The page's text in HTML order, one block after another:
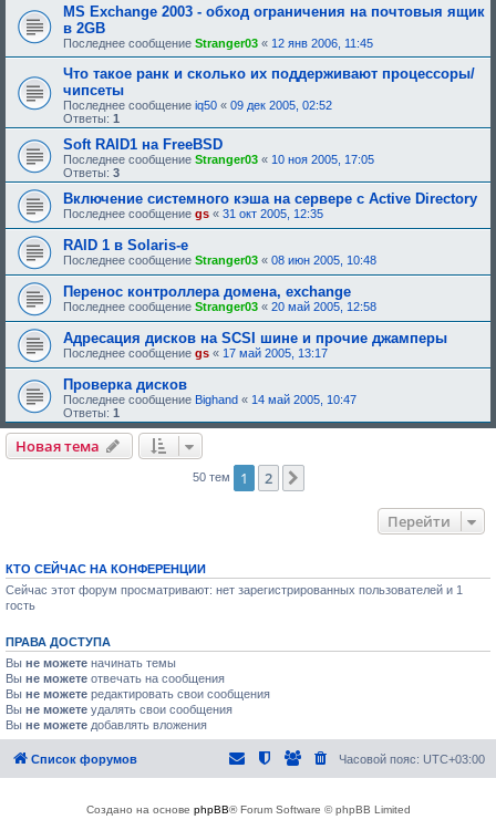
е
т
р
б
о
о
б
е
и
я
:
MS Exchange 2003 - обход ограничения на почтовыя ящик
в 2GB
Последнее сообщение Stranger03 « 12 янв 2006, 11:45
Что такое ранк и сколько их поддерживают процессоры/
чипсеты
Последнее сообщение iq50 « 09 дек 2005, 02:52
Ответы: 1
Soft RAID1 на FreeBSD
Последнее сообщение Stranger03 « 10 ноя 2005, 17:05
Ответы: 3
Включение системного кэша на сервере с Active Directory
Последнее сообщение gs « 31 окт 2005, 12:35
RAID 1 в Solaris-е
Последнее сообщение Stranger03 « 08 июн 2005, 10:48
Перенос контроллера домена, exchange
Последнее сообщение Stranger03 « 20 май 2005, 12:58
Адресация дисков на SCSI шине и прочие джамперы
Последнее сообщение gs « 17 май 2005, 13:17
Проверка дисков
Последнее сообщение Bighand « 14 май 2005, 10:47
Ответы: 1
Новая тема
50 тем 1 2
Перейти
КТО СЕЙЧАС НА КОНФЕРЕНЦИИ
Сейчас этот форум просматривают: нет зарегистрированных пользователей и 1
гость
ПРАВА ДОСТУПА
Вы не можете начинать темы
Вы не можете отвечать на сообщения
Вы не можете редактировать свои сообщения
Вы не можете удалять свои сообщения
Вы не можете добавлять вложения
Список форумов Часовой пояс: UTC+03:00
Создано на основе phpBB® Forum Software © phpBB Limited